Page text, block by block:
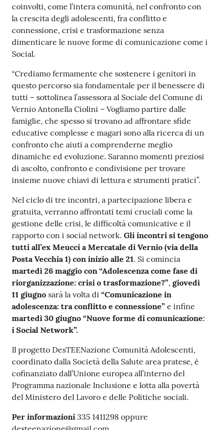
coinvolti, come l’intera comunità, nel confronto con
la crescita degli adolescenti, fra conflitto e
connessione, crisi e trasformazione senza
dimenticare le nuove forme di comunicazione come i
Social.
“Crediamo fermamente che sostenere i genitori in
questo percorso sia fondamentale per il benessere di
tutti – sottolinea l’assessora al Sociale del Comune di
Vernio Antonella Ciolini – Vogliamo partire dalle
famiglie, che spesso si trovano ad affrontare sfide
educative complesse e magari sono alla ricerca di un
confronto che aiuti a comprenderne meglio
dinamiche ed evoluzione. Saranno momenti preziosi
di ascolto, confronto e condivisione per trovare
insieme nuove chiavi di lettura e strumenti pratici”.
Nel ciclo di tre incontri, a partecipazione libera e
gratuita, verranno affrontati temi cruciali come la
gestione delle crisi, le difficoltà comunicative e il
rapporto con i social network. Gli incontri si tengono
tutti all’ex Meucci a Mercatale di Vernio (via della
Posta Vecchia 1) con inizio alle 21. Si comincia
martedì 26 maggio con “Adolescenza come fase di
riorganizzazione: crisi o trasformazione?”, giovedì
11 giugno sarà la volta di “Comunicazione in
adolescenza: tra conflitto e connessione” e infine
martedì 30 giugno “Nuove forme di comunicazione:
i Social Network”.
Il progetto DesTEENazione Comunità Adolescenti,
coordinato dalla Società della Salute area pratese, è
cofinanziato dall’Unione europea all’interno del
Programma nazionale Inclusione e lotta alla povertà
del Ministero del Lavoro e delle Politiche sociali.
Per informazioni 335 1411298 oppure